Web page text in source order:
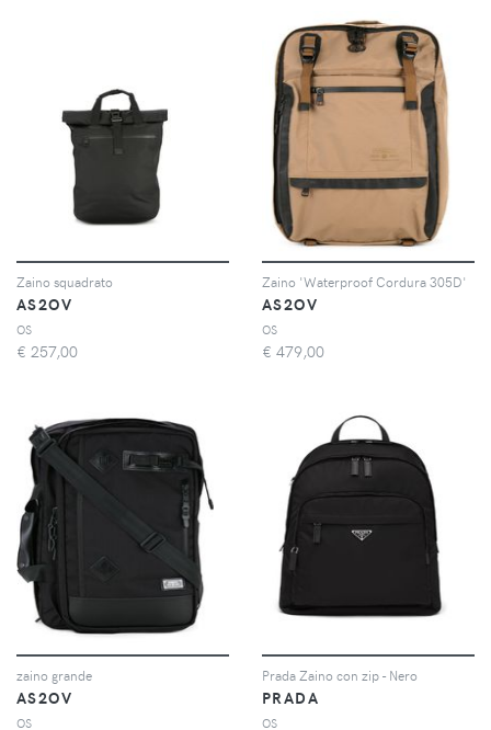
Zaino squadrato
AS2OV
OS
€ 257,00
Zaino 'Waterproof Cordura 305D'
AS2OV
OS
€ 479,00
zaino grande
AS2OV
OS
Prada Zaino con zip - Nero
PRADA
OS